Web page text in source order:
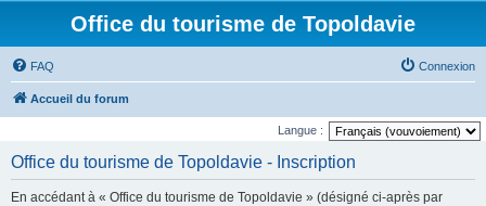
Office du tourisme de Topoldavie
FAQ Connexion
Accueil du forum
Langue :
Office du tourisme de Topoldavie - Inscription
En accédant à « Office du tourisme de Topoldavie » (désigné ci-après par